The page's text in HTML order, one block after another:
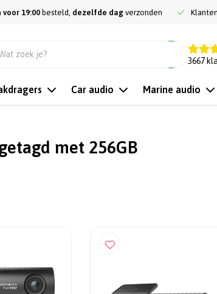
voor 19:00 besteld, dezelfde dag verzonden
3667
Car audio Marine audio
met 256GB